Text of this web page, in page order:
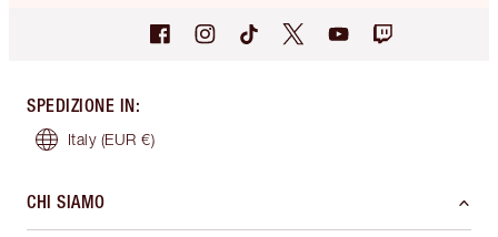
SPEDIZIONE IN:
Italy (EUR €)
CHI SIAMO